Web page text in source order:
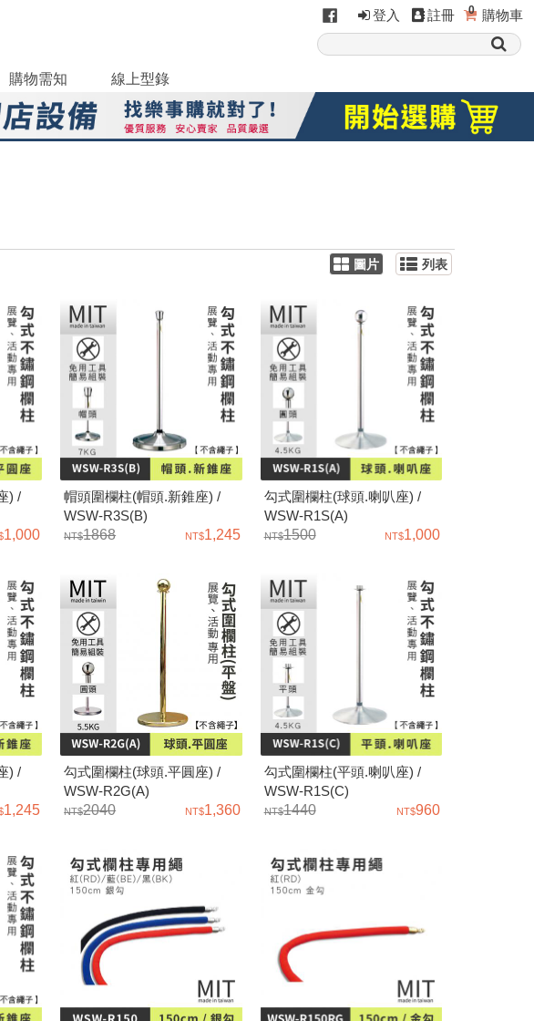
登入 註冊 0 購物車
購物需知 線上型錄
圖片 列表
) /
1,000
帽頭圍欄柱(帽頭.新錐座) /
WSW-R3S(B)
1868
1,245
勾式圍欄柱(球頭.喇叭座) /
WSW-R1S(A)
1500
1,000
) /
1,245
勾式圍欄柱(球頭.平圓座) /
WSW-R2G(A)
2040
1,360
勾式圍欄柱(平頭.喇叭座) /
WSW-R1S(C)
1440
960